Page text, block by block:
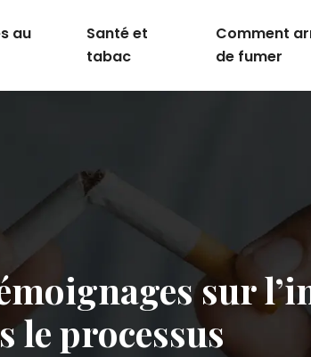
au
Santé et
tabac
Comment
de fumer
sur
le processus